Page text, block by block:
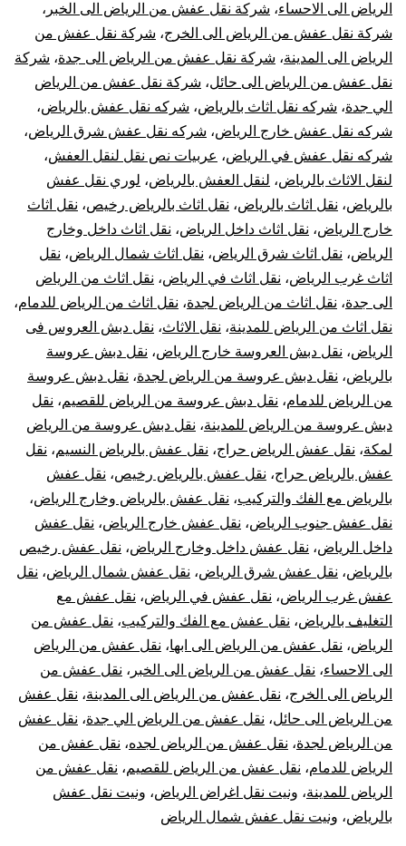
الرياض الى الاحساء، شركة نقل عفش من الرياض الى الخبر ،
شركة نقل عفش من الرياض الى الخرج، شركة نقل عفش من
الرياض الى المدينة، شركة نقل عفش من الرياض الى جدة، شركة
نقل عفش من الرياض الى حائل، شركة نقل عفش من الرياض
الي جدة، شركه نقل اثاث بالرياض، شركه نقل عفش بالرياض،
شركه نقل عفش خارج الرياض، شركه نقل عفش شرق الرياض،
شركه نقل عفش في الرياض، عربيات نص نقل لنقل العفش،
لنقل الاثاث بالرياض، لنقل العفش بالرياض، لوري نقل عفش
بالرياض، نقل اثاث بالرياض، نقل اثاث بالرياض رخيص، نقل اثاث
خارج الرياض، نقل اثاث داخل الرياض، نقل اثاث داخل وخارج
الرياض، نقل اثاث شرق الرياض، نقل اثاث شمال الرياض، نقل
اثاث غرب الرياض، نقل اثاث في الرياض، نقل اثاث من الرياض
الى جدة، نقل اثاث من الرياض لجدة، نقل اثاث من الرياض للدمام،
نقل اثاث من الرياض للمدينة، نقل الاثاث، نقل دبش العروس فى
الرياض، نقل دبش العروسة خارج الرياض، نقل دبش عروسة
بالرياض، نقل دبش عروسة من الرياض لجدة، نقل دبش عروسة
من الرياض للدمام، نقل دبش عروسة من الرياض للقصيم، نقل
دبش عروسة من الرياض للمدينة، نقل دبش عروسة من الرياض
لمكة، نقل عفش الرياض حراج، نقل عفش بالرياض النسيم، نقل
عفش بالرياض حراج، نقل عفش بالرياض رخيص، نقل عفش
بالرياض مع الفك والتركيب، نقل عفش بالرياض وخارج الرياض،
نقل عفش جنوب الرياض، نقل عفش خارج الرياض، نقل عفش
داخل الرياض، نقل عفش داخل وخارج الرياض، نقل عفش رخيص
بالرياض، نقل عفش شرق الرياض، نقل عفش شمال الرياض، نقل
عفش غرب الرياض، نقل عفش في الرياض، نقل عفش مع
التغليف بالرياض، نقل عفش مع الفك والتركيب، نقل عفش من
الرياض، نقل عفش من الرياض الى ابها، نقل عفش من الرياض
الى الاحساء، نقل عفش من الرياض الى الخبر ، نقل عفش من
الرياض الى الخرج، نقل عفش من الرياض الى المدينة، نقل عفش
من الرياض الى حائل، نقل عفش من الرياض الي جدة، نقل عفش
من الرياض لجدة، نقل عفش من الرياض لجده، نقل عفش من
الرياض للدمام، نقل عفش من الرياض للقصيم، نقل عفش من
الرياض للمدينة، ونيت نقل اغراض الرياض، ونيت نقل عفش
بالرياض، ونيت نقل عفش شمال الرياض